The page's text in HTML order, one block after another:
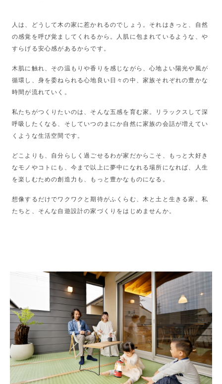
｜
阪
生
区
人は、どうして木の家に惹かれるのでしょう。それはきっと、自然
の感覚を呼び覚ましてくれるから。人肌に包まれているような、や
すらげる安心感があるからです。
木肌に触れ、その温もりや香りを感じながら、心地よい陽光や風が
循環し、身を委ねられる心地良い日々の中、家族それぞれの豊かな
時間が流れていく。
私たちがつくりたいのは、そんな五感を育む家。リラックスして深
呼吸したくなる、そしていつのまにか自然に家族の会話が増えてい
くような生活空間です。
どこよりも、自分らしく過ごせるわが家だからこそ、もっと大好き
なモノやコトにも、今まで以上に夢中になれる場所になれば、人生
を楽しむための創造力も、もっと豊かなものになる。
想像するだけでワクワクと期待がふくらむ、木と土と生きる家。私
たちと、そんな自遊設計の家づくりをはじめませんか。